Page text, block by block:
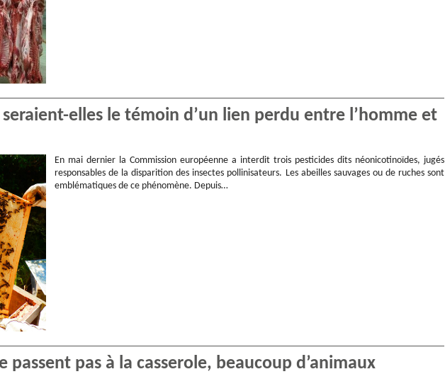
seraient-elles le témoin d’un lien perdu entre l’homme et
En mai dernier la Commission européenne a interdit trois pesticides dits néonicotinoïdes, jugés
responsables de la disparition des insectes pollinisateurs. Les abeilles sauvages ou de ruches sont
emblématiques de ce phénomène. Depuis…
passent pas à la casserole, beaucoup d’animaux